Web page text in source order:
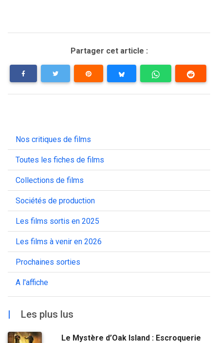
Partager cet article :
Nos critiques de films
Toutes les fiches de films
Collections de films
Sociétés de production
Les films sortis en 2025
Les films à venir en 2026
Prochaines sorties
A l'affiche
| Les plus lus
Le Mystère d’Oak Island : Escroquerie